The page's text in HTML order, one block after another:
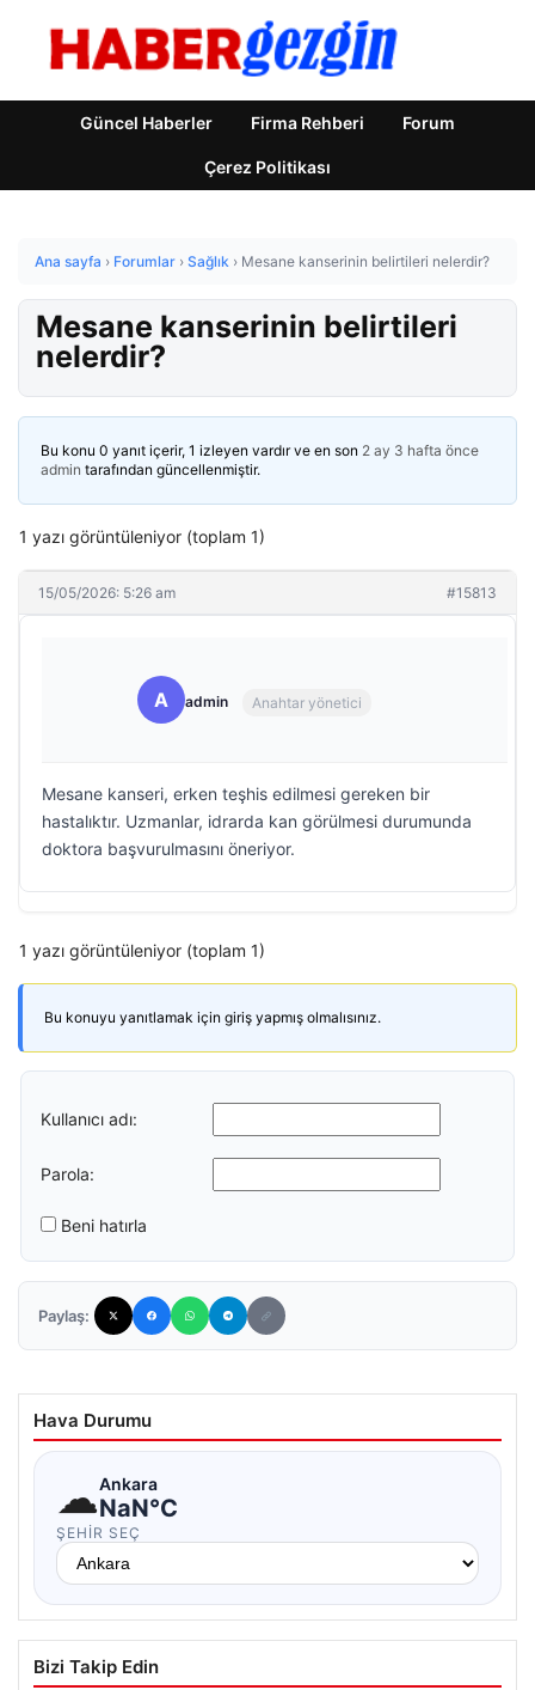
Güncel Haberler Firma Rehberi Forum
Çerez Politikası
Ana sayfa › Forumlar › Sağlık › Mesane kanserinin belirtileri nelerdir?
Mesane kanserinin belirtileri
nelerdir?
Bu konu 0 yanıt içerir, 1 izleyen vardır ve en son 2 ay 3 hafta önce
admin tarafından güncellenmiştir.
1 yazı görüntüleniyor (toplam 1)
15/05/2026: 5:26 am #15813
A admin Anahtar yönetici
Mesane kanseri, erken teşhis edilmesi gereken bir
hastalıktır. Uzmanlar, idrarda kan görülmesi durumunda
doktora başvurulmasını öneriyor.
1 yazı görüntüleniyor (toplam 1)
Bu konuyu yanıtlamak için giriş yapmış olmalısınız.
Kullanıcı adı:
Parola:
Beni hatırla
Paylaş:
Hava Durumu
☁Ankara
NaN°C
ŞEHIR SEÇ
Bizi Takip Edin